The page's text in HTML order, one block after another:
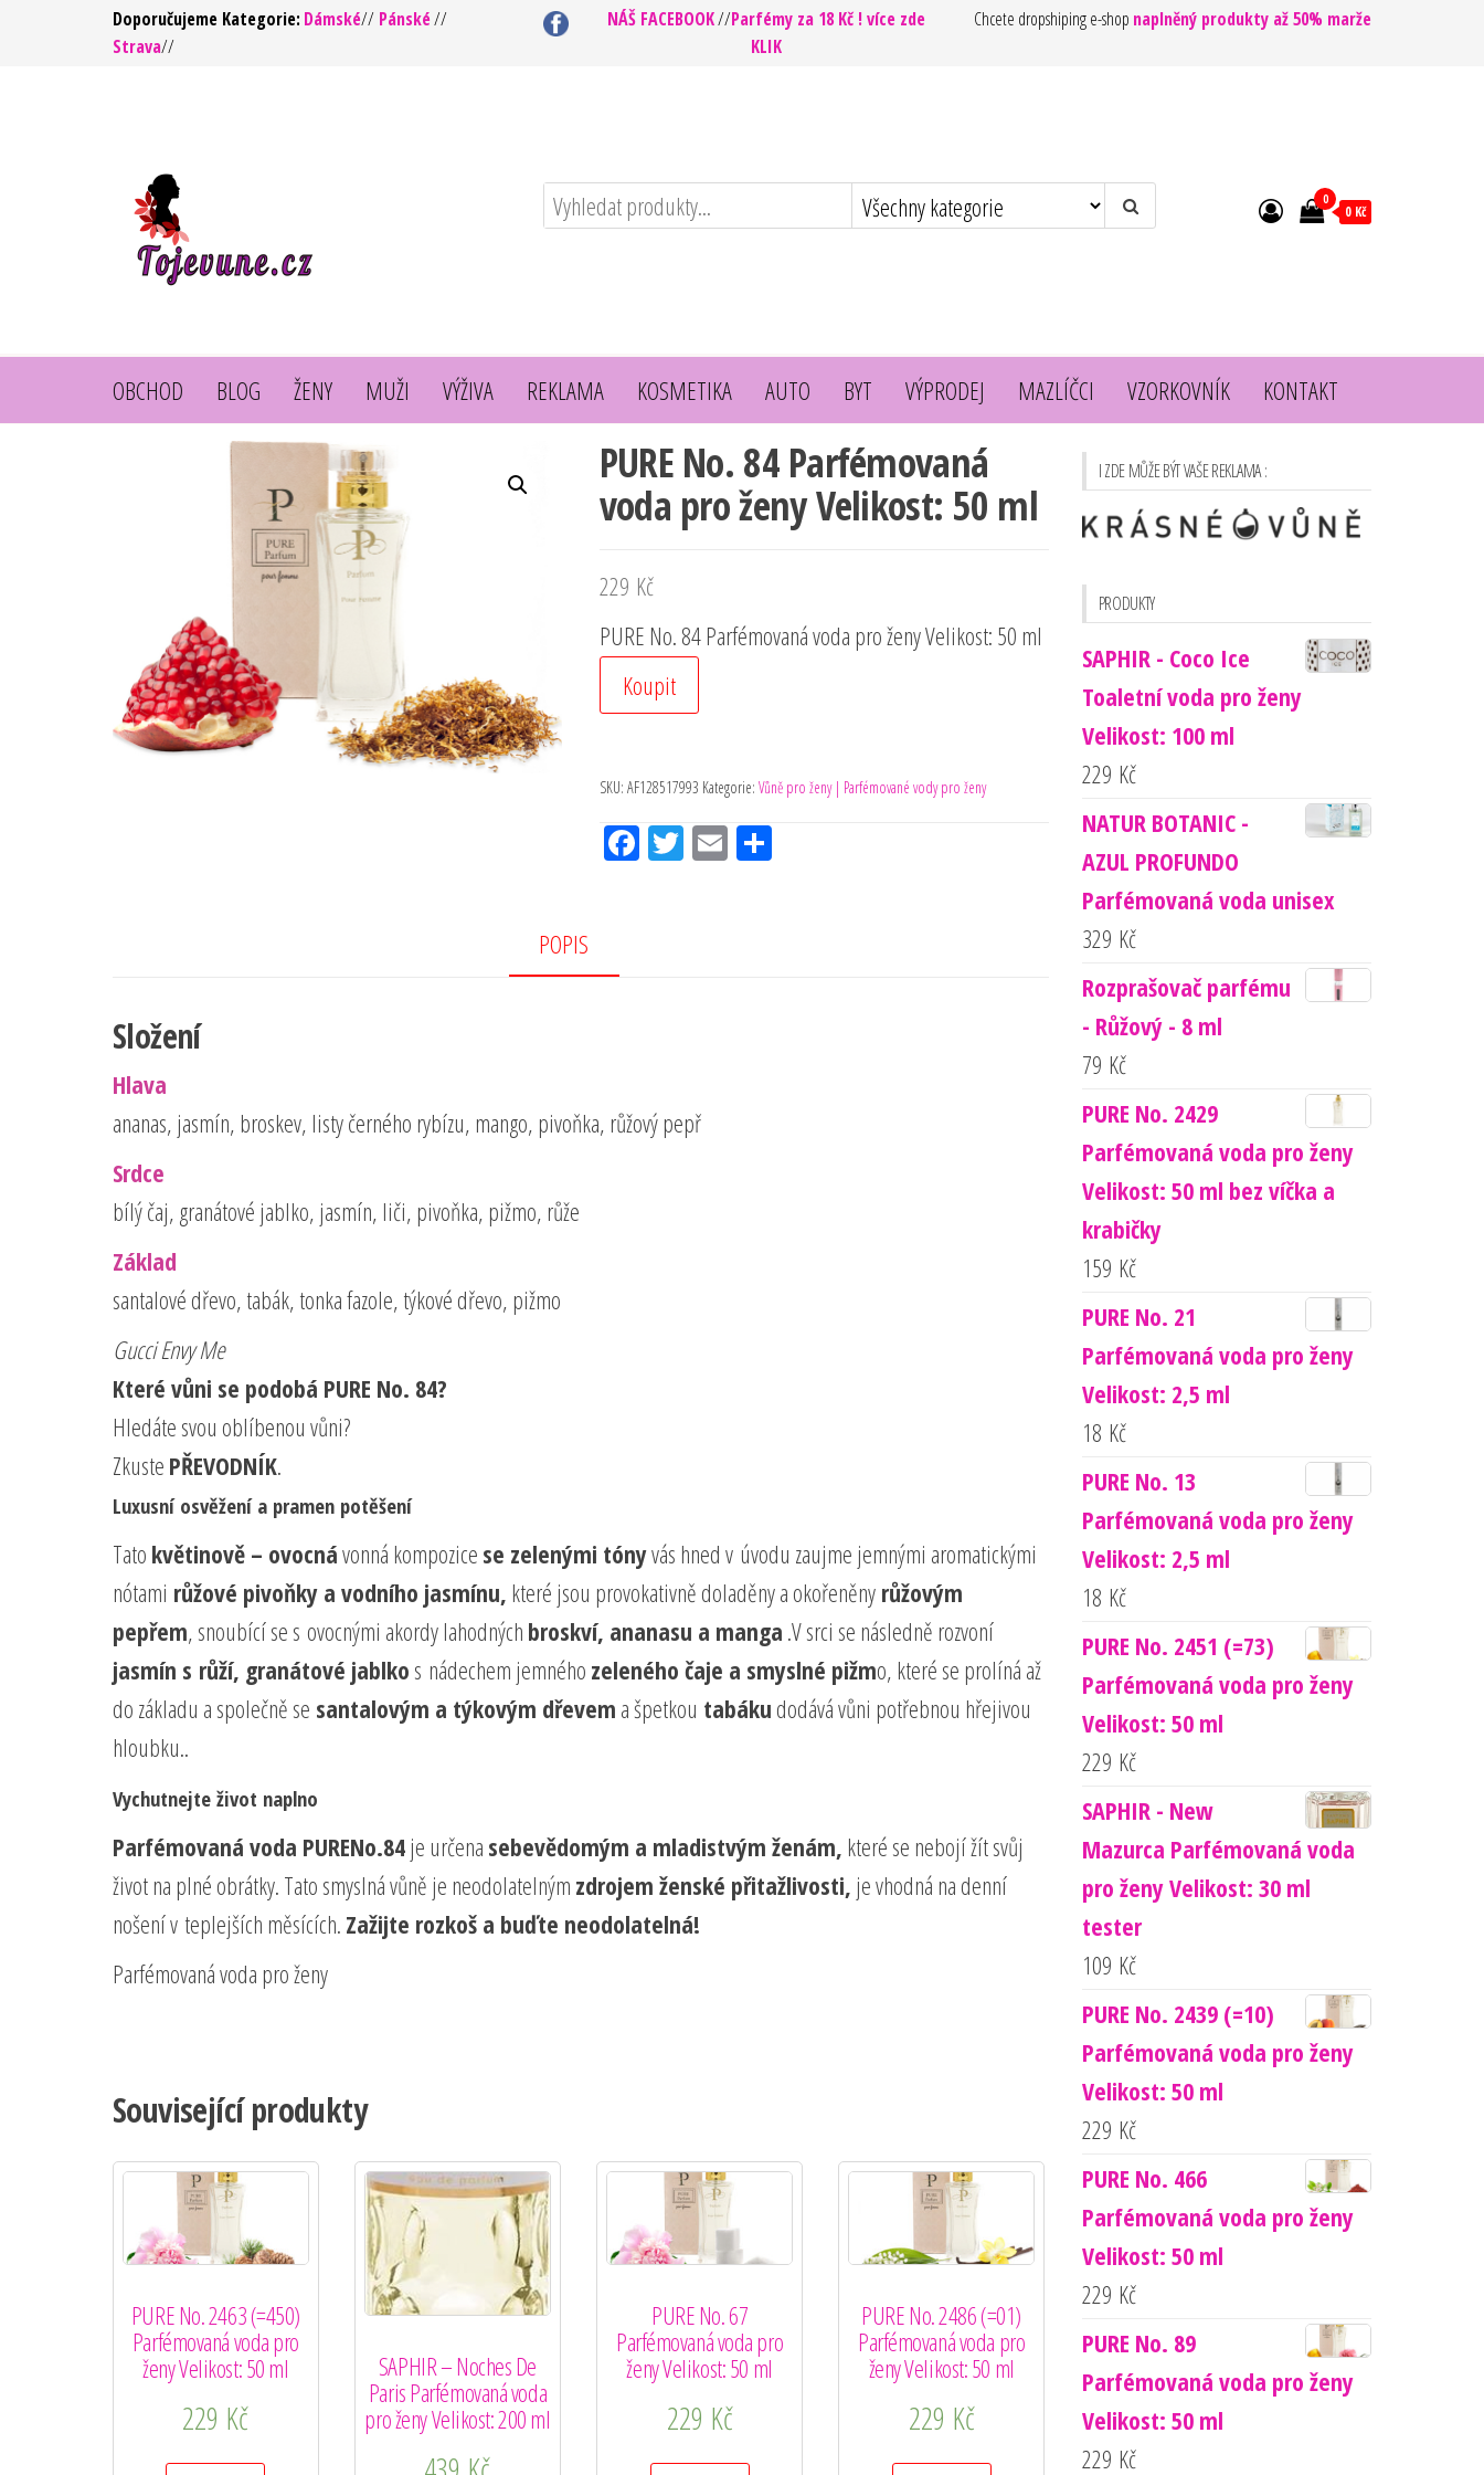
Doporučujeme Kategorie: Dámské// Pánské//
Strava//
NÁŠ FACEBOOK//Parfémy za 18 Kč ! více zde
KLIK
Chcete dropshiping e-shop naplněný produkty až 50% marže
0
0 Kč
OBCHOD BLOG ŽENY MUŽI VÝŽIVA REKLAMA KOSMETIKA AUTO BYT VÝPRODEJ MAZLÍČCI VZORKOVNÍK KONTAKT
PURE No. 84 Parfémovaná
voda pro ženy Velikost: 50 ml
229 Kč
PURE No. 84 Parfémovaná voda pro ženy Velikost: 50 ml
Koupit
SKU: AF128517993 Kategorie: Vůně pro ženy | Parfémované vody pro ženy
FacTw EmSh
POPIS
Složení
Hlava
ananas, jasmín, broskev, listy černého rybízu, mango, pivoňka, růžový pepř
Srdce
bílý čaj, granátové jablko, jasmín, liči, pivoňka, pižmo, růže
Základ
santalové dřevo, tabák, tonka fazole, týkové dřevo, pižmo
Gucci Envy Me
Které vůni se podobá PURE No. 84?
Hledáte svou oblíbenou vůni?
Zkuste PŘEVODNÍK.
Luxusní osvěžení a pramen potěšení
Tato květinově – ovocnávonná kompozice se zelenými tónyvás hned v úvodu zaujme jemnými aromatickými
nótami růžové pivoňky a vodního jasmínu, které jsou provokativně doladěny a okořeněny růžovým
pepřem, snoubící se s ovocnými akordy lahodných broskví, ananasu a manga .V srci se následně rozvoní
jasmín s růží, granátové jablko s nádechem jemného zeleného čaje a smyslné pižmo, které se prolíná až
do základu a společně se santalovým a týkovým dřevem a špetkou tabáku dodává vůni potřebnou hřejivou
hloubku..
Vychutnejte život naplno
Parfémovaná voda PURENo.84je určena sebevědomým a mladistvým ženám, které se nebojí žít svůj
život na plné obrátky. Tato smyslná vůně je neodolatelným zdrojem ženské přitažlivosti, je vhodná na denní
nošení v teplejších měsících. Zažijte rozkoš a buďte neodolatelná!
Parfémovaná voda pro ženy
Související produkty
PURE No. 2463 (=450)
Parfémovaná voda pro
ženy Velikost: 50 ml
229 Kč
SAPHIR – Noches De
Paris Parfémovaná voda
pro ženy Velikost: 200 ml
PURE No. 67
Parfémovaná voda pro
ženy Velikost: 50 ml
229 Kč
PURE No. 2486 (=01)
Parfémovaná voda pro
ženy Velikost: 50 ml
229 Kč
I ZDE MŮŽE BÝT VAŠE REKLAMA :
PRODUKTY
SAPHIR - Coco Ice
Toaletní voda pro ženy
Velikost: 100 ml
229 Kč
NATUR BOTANIC -
AZUL PROFUNDO
Parfémovaná voda unisex
329 Kč
Rozprašovač parfému
- Růžový - 8 ml
79 Kč
PURE No. 2429
Parfémovaná voda pro ženy
Velikost: 50 ml bez víčka a
krabičky
159 Kč
PURE No. 21
Parfémovaná voda pro ženy
Velikost: 2,5 ml
18 Kč
PURE No. 13
Parfémovaná voda pro ženy
Velikost: 2,5 ml
18 Kč
PURE No. 2451 (=73)
Parfémovaná voda pro ženy
Velikost: 50 ml
229 Kč
SAPHIR - New
Mazurca Parfémovaná voda
pro ženy Velikost: 30 ml
tester
109 Kč
PURE No. 2439 (=10)
Parfémovaná voda pro ženy
Velikost: 50 ml
229 Kč
PURE No. 466
Parfémovaná voda pro ženy
Velikost: 50 ml
229 Kč
PURE No. 89
Parfémovaná voda pro ženy
Velikost: 50 ml
229 Kč